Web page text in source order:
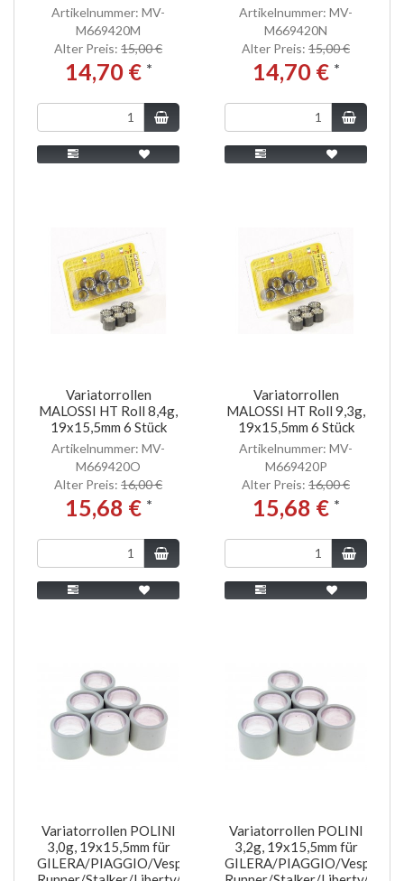
Artikelnummer: MV-
M669420M
Alter Preis: 15,00 €
14,70 € *
Artikelnummer: MV-
M669420N
Alter Preis: 15,00 €
14,70 € *
Variatorrollen
MALOSSI HT Roll 8,4g,
19x15,5mm 6 Stück
Artikelnummer: MV-
M669420O
Alter Preis: 16,00 €
15,68 € *
Variatorrollen
MALOSSI HT Roll 9,3g,
19x15,5mm 6 Stück
Artikelnummer: MV-
M669420P
Alter Preis: 16,00 €
15,68 € *
Variatorrollen POLINI
3,0g, 19x15,5mm für
GILERA/PIAGGIO/Vespa
Variatorrollen POLINI
3,2g, 19x15,5mm für
GILERA/PIAGGIO/Vespa